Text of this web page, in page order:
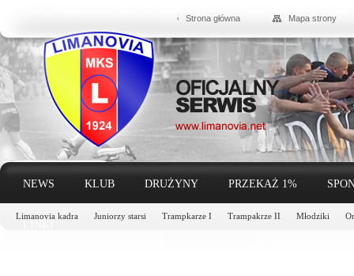
Strona główna Mapa strony
NEWS KLUB DRUŻYNY PRZEKAŻ 1%
Limanovia kadra Juniorzy starsi Trampkarze I Trampakrze II Młodziki